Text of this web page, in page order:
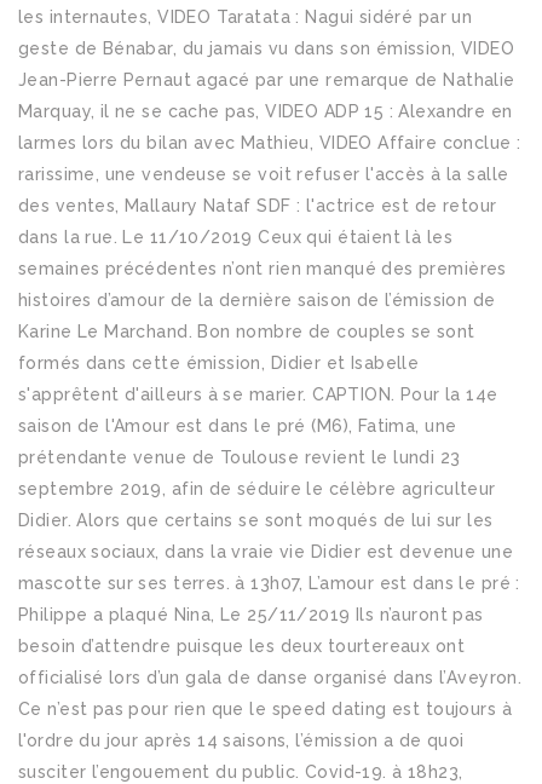
les internautes, VIDEO Taratata : Nagui sidéré par un
geste de Bénabar, du jamais vu dans son émission, VIDEO
Jean-Pierre Pernaut agacé par une remarque de Nathalie
Marquay, il ne se cache pas, VIDEO ADP 15 : Alexandre en
larmes lors du bilan avec Mathieu, VIDEO Affaire conclue :
rarissime, une vendeuse se voit refuser l'accès à la salle
des ventes, Mallaury Nataf SDF : l'actrice est de retour
dans la rue. Le 11/10/2019 Ceux qui étaient là les
semaines précédentes n’ont rien manqué des premières
histoires d’amour de la dernière saison de l’émission de
Karine Le Marchand. Bon nombre de couples se sont
formés dans cette émission, Didier et Isabelle
s'apprêtent d'ailleurs à se marier. CAPTION. Pour la 14e
saison de l'Amour est dans le pré (M6), Fatima, une
prétendante venue de Toulouse revient le lundi 23
septembre 2019, afin de séduire le célèbre agriculteur
Didier. Alors que certains se sont moqués de lui sur les
réseaux sociaux, dans la vraie vie Didier est devenue une
mascotte sur ses terres. à 13h07, L’amour est dans le pré :
Philippe a plaqué Nina, Le 25/11/2019 Ils n’auront pas
besoin d’attendre puisque les deux tourtereaux ont
officialisé lors d’un gala de danse organisé dans l’Aveyron.
Ce n’est pas pour rien que le speed dating est toujours à
l'ordre du jour après 14 saisons, l’émission a de quoi
susciter l’engouement du public. Covid-19. à 18h23,